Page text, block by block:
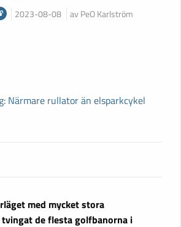
2023-08-08 av PeO Karlström
Närmare rullator än elsparkcykel
med mycket stora
de flesta golfbanorna i